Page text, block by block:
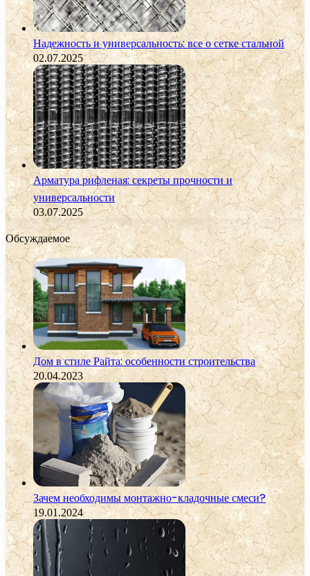
Надежность и универсальность: все о сетке стальной
02.07.2025
Арматура рифленая: секреты прочности и
универсальности
03.07.2025
Обсуждаемое
Дом в стиле Райта: особенности строительства
20.04.2023
Зачем необходимы монтажно-кладочные смеси?
19.01.2024